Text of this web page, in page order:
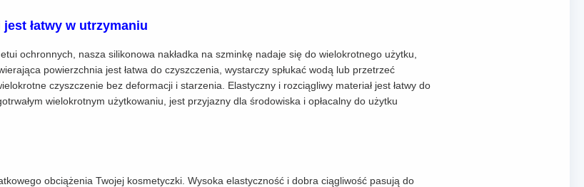
łatwy w utrzymaniu
ochronnych, nasza silikonowa nakładka na szminkę nadaje się do wielokrotnego użytku,
powierzchnia jest łatwa do czyszczenia, wystarczy spłukać wodą lub przetrzeć
czyszczenie bez deformacji i starzenia. Elastyczny i rozciągliwy materiał jest łatwy do
wielokrotnym użytkowaniu, jest przyjazny dla środowiska i opłacalny do użytku
obciążenia Twojej kosmetyczki. Wysoka elastyczność i dobra ciągliwość pasują do